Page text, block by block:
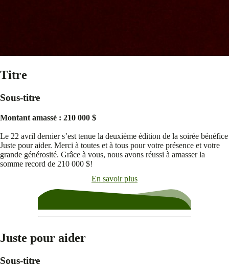
Titre
Sous-titre
Montant amassé : 210 000 $
Le 22 avril dernier s’est tenue la deuxième édition de la soirée bénéfice
Juste pour aider. Merci à toutes et à tous pour votre présence et votre
grande générosité. Grâce à vous, nous avons réussi à amasser la
somme record de 210 000 $!
En savoir plus
Juste pour aider
Sous-titre